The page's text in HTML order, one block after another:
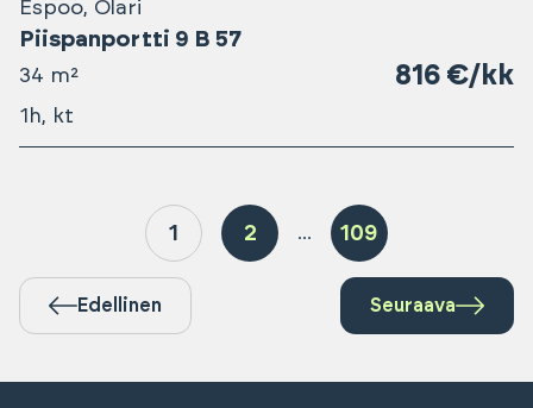
Espoo, Olari
Piispanportti 9 B 57
34 m² 816 €/kk
1h, kt
Edellinen
1 2 ... 109
Seuraava